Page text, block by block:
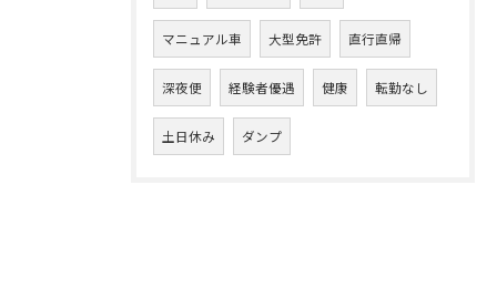
マニュアル車 大型免許 直行直帰
深夜便 経験者優遇 健康 転勤なし
土日休み ダンプ